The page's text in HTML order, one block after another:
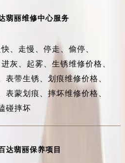
翡丽维修中心服务
、 走慢、停走、偷停、
进灰、 起雾、生锈维修价格、
表带生锈、 划痕维修价格、
表蒙划痕、 摔坏维修价格、
碰摔坏
达翡丽保养项目